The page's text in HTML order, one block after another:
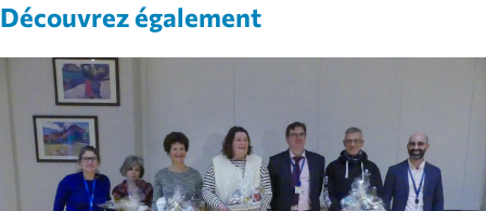
Découvrez également